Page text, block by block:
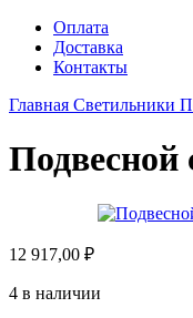
Оплата
Доставка
Контакты
Главная Светильники
Подвесной
12 917,00 ₽
4 в наличии